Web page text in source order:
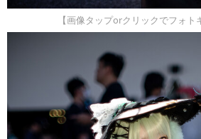
【画像タップorクリックでフォト